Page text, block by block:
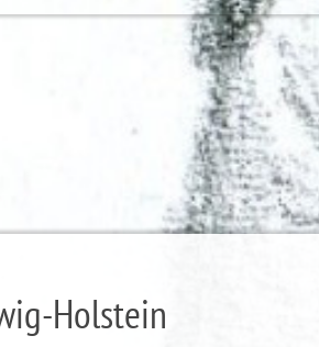
Holstein